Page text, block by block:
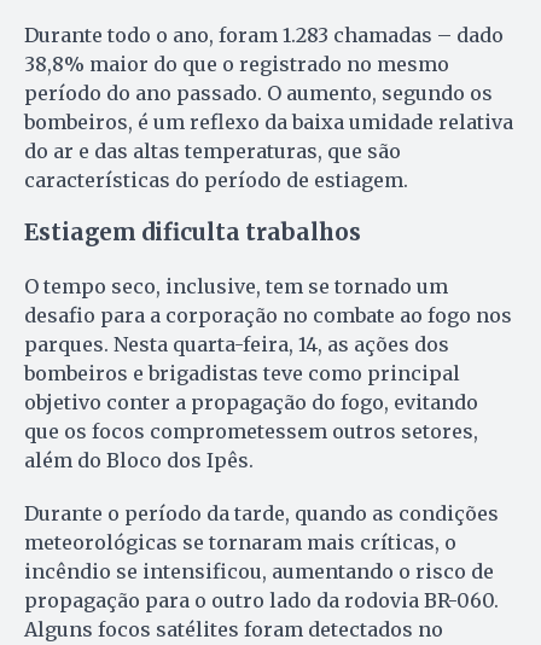
Durante todo o ano, foram 1.283 chamadas – dado
38,8% maior do que o registrado no mesmo
período do ano passado. O aumento, segundo os
bombeiros, é um reflexo da baixa umidade relativa
do ar e das altas temperaturas, que são
características do período de estiagem.
Estiagem dificulta trabalhos
O tempo seco, inclusive, tem se tornado um
desafio para a corporação no combate ao fogo nos
parques. Nesta quarta-feira, 14, as ações dos
bombeiros e brigadistas teve como principal
objetivo conter a propagação do fogo, evitando
que os focos comprometessem outros setores,
além do Bloco dos Ipês.
Durante o período da tarde, quando as condições
meteorológicas se tornaram mais críticas, o
incêndio se intensificou, aumentando o risco de
propagação para o outro lado da rodovia BR-060.
Alguns focos satélites foram detectados no